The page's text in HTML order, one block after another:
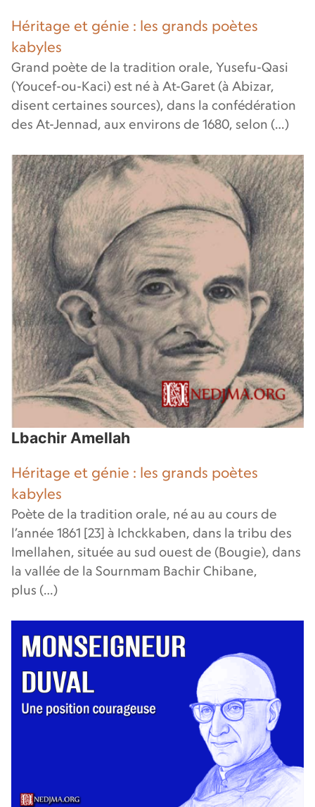
Héritage et génie : les grands poètes
kabyles
Grand poète de la tradition orale, Yusefu-Qasi
(Youcef-ou-Kaci) est né à At-Garet (à Abizar,
disent certaines sources), dans la confédération
des At-Jennad, aux environs de 1680, selon (…)
Lbachir Amellah
Héritage et génie : les grands poètes
kabyles
Poète de la tradition orale, né au au cours de
l’année 1861 [23] à Ichckkaben, dans la tribu des
Imellahen, située au sud ouest de (Bougie), dans
la vallée de la Sournmam Bachir Chibane,
plus (…)